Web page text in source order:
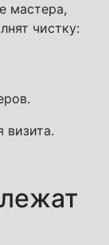
мастера,
чистку:
визита.